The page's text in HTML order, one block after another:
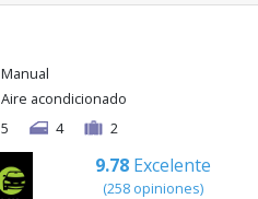
Manual
Aire acondicionado
5
4 2
9.78 Excelente
(258 opiniones)